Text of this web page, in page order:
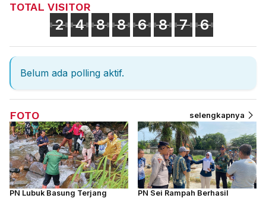
TOTAL VISITOR
2 4 8 8 6 8 7 6
Belum ada polling aktif.
FOTO selengkapnya
PN Lubuk Basung Terjang
PN Sei Rampah Berhasil